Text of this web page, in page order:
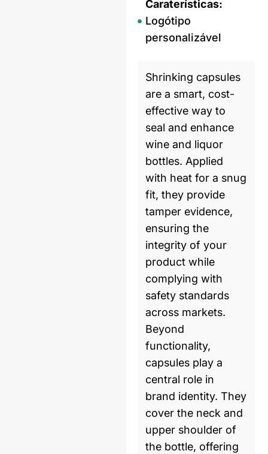
Caraterísticas:
Logótipo
personalizável
Shrinking capsules
are a smart, cost-
effective way to
seal and enhance
wine and liquor
bottles. Applied
with heat for a snug
fit, they provide
tamper evidence,
ensuring the
integrity of your
product while
complying with
safety standards
across markets.
Beyond
functionality,
capsules play a
central role in
brand identity. They
cover the neck and
upper shoulder of
the bottle, offering